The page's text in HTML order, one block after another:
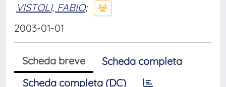
VISTOLI, FABIO;
2003-01-01
Scheda breve
Scheda completa
Scheda completa (DC)